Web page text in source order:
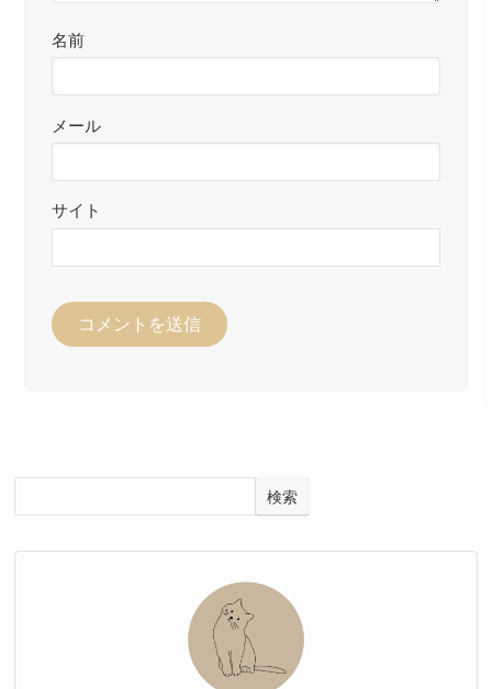
名前
メール
サイト
検索